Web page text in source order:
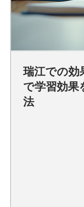
瑞江での効
で学習効果
法